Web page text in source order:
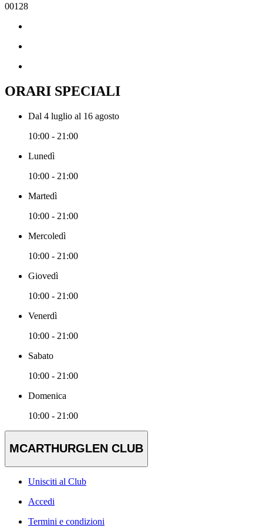
00128
ORARI SPECIALI
Dal 4 luglio al 16 agosto
10:00 - 21:00
Lunedì
10:00 - 21:00
Martedì
10:00 - 21:00
Mercoledì
10:00 - 21:00
Giovedì
10:00 - 21:00
Venerdì
10:00 - 21:00
Sabato
10:00 - 21:00
Domenica
10:00 - 21:00
MCARTHURGLEN CLUB
Unisciti al Club
Accedi
Termini e condizioni